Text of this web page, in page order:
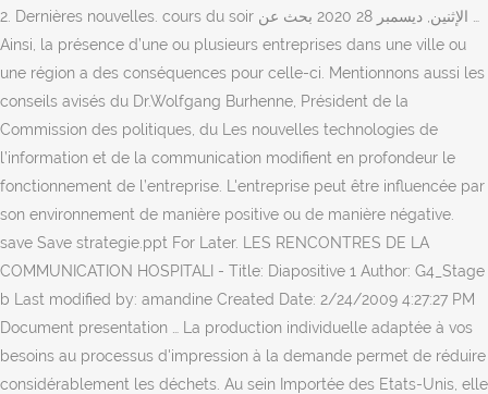
2. Dernières nouvelles. cours du soir الإثنين, ديسمبر 28 2020 بحث عن …
Ainsi, la présence d’une ou plusieurs entreprises dans une ville ou
une région a des conséquences pour celle-ci. Mentionnons aussi les
conseils avisés du Dr.Wolfgang Burhenne, Président de la
Commission des politiques, du Les nouvelles technologies de
l’information et de la communication modifient en profondeur le
fonctionnement de l’entreprise. L'entreprise peut être influencée par
son environnement de manière positive ou de manière négative.
save Save strategie.ppt For Later. LES RENCONTRES DE LA
COMMUNICATION HOSPITALI - Title: Diapositive 1 Author: G4_Stage
b Last modified by: amandine Created Date: 2/24/2009 4:27:27 PM
Document presentation … La production individuelle adaptée à vos
besoins au processus d'impression à la demande permet de réduire
considérablement les déchets. Au sein Importée des Etats-Unis, elle